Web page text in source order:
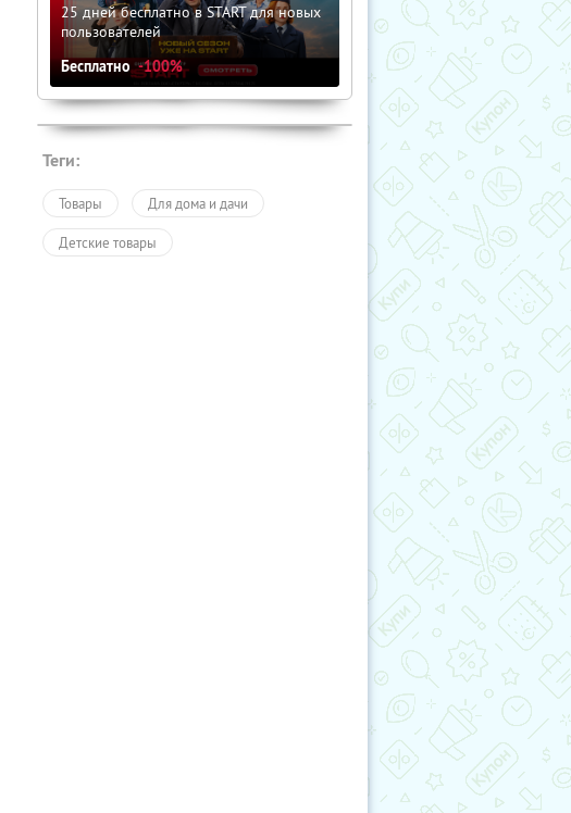
25 дней бесплатно в START для новых
пользователей
Бесплатно -100%
Теги:
Товары Для дома и дачи
Детские товары